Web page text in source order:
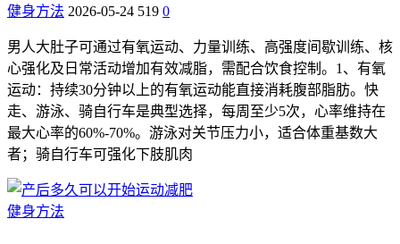
健身方法 2026-05-24 519 0
男人大肚子可通过有氧运动、力量训练、高强度间歇训练、核
心强化及日常活动增加有效减脂，需配合饮食控制。1、有氧
运动：持续30分钟以上的有氧运动能直接消耗腹部脂肪。快
走、游泳、骑自行车是典型选择，每周至少5次，心率维持在
最大心率的60%-70%。游泳对关节压力小，适合体重基数大
者；骑自行车可强化下肢肌肉
健身方法